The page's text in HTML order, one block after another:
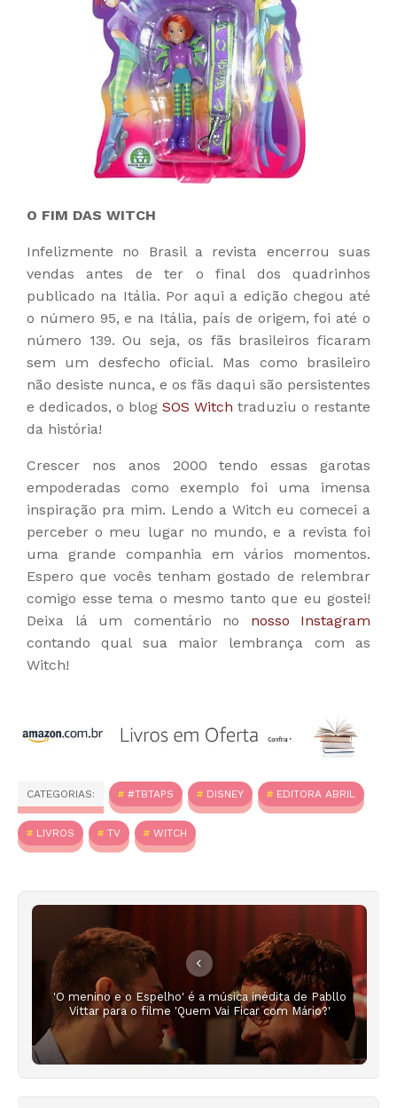
O FIM DAS WITCH
Infelizmente no Brasil a revista encerrou suas
vendas antes de ter o final dos quadrinhos
publicado na Itália. Por aqui a edição chegou até
o número 95, e na Itália, país de origem, foi até o
número 139. Ou seja, os fãs brasileiros ficaram
sem um desfecho oficial. Mas como brasileiro
não desiste nunca, e os fãs daqui são persistentes
e dedicados, o blog SOS Witch traduziu o restante
da história!
Crescer nos anos 2000 tendo essas garotas
empoderadas como exemplo foi uma imensa
inspiração pra mim. Lendo a Witch eu comecei a
perceber o meu lugar no mundo, e a revista foi
uma grande companhia em vários momentos.
Espero que vocês tenham gostado de relembrar
comigo esse tema o mesmo tanto que eu gostei!
Deixa lá um comentário no nosso Instagram
contando qual sua maior lembrança com as
Witch!
CATEGORIAS: #TBTAPS DISNEY EDITORA ABRIL
LIVROS TV WITCH
'O menino e o Espelho' é a música inédita de Pabllo
Vittar para o filme 'Quem Vai Ficar com Mário?'